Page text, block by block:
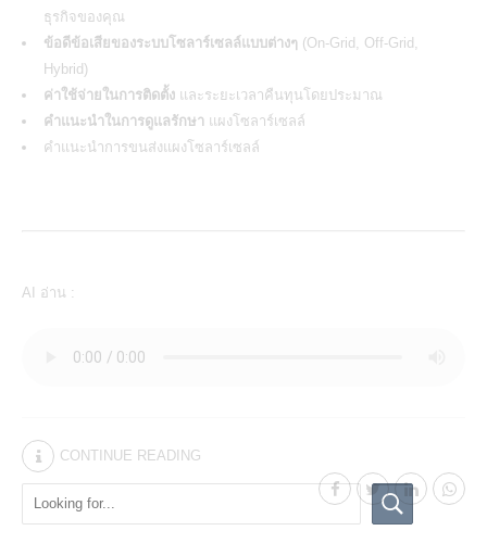
ธุรกิจของคุณ
ข้อดีข้อเสียของระบบโซลาร์เซลล์แบบต่างๆ (On-Grid, Off-Grid,
Hybrid)
ค่าใช้จ่ายในการติดตั้ง และระยะเวลาคืนทุนโดยประมาณ
คำแนะนำในการดูแลรักษา แผงโซลาร์เซลล์
คำแนะนำการขนส่งแผงโซลาร์เซลล์
AI อ่าน :
CONTINUE READING